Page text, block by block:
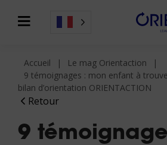
Retour
Accueil
Le mag Orientaction
9 témoignages : mon enfant à
bilan d’orientation ORIENTACTION
9